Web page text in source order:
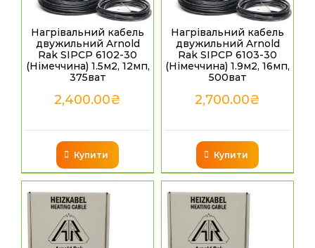
Нагрівальний кабель
двужильний Arnold
Rak SIPCP 6102-30
(Німеччина) 1.5м2, 12мп,
375ват
2,400.00₴
Купити
Нагрівальний кабель
двужильний Arnold
Rak SIPCP 6103-30
(Німеччина) 1.9м2, 16мп,
500ват
2,700.00₴
Купити